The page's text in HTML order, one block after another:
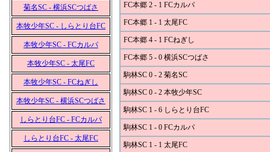
菊名SC - 横浜SCつばさ
本牧少年SC - しらとり台FC
本牧少年SC - FCカルパ
本牧少年SC - 太尾FC
本牧少年SC - FCねぎし
本牧少年SC - 横浜SCつばさ
しらとり台FC - FCカルパ
しらとり台FC - 太尾FC
FC本郷 2 - 1 FCカルパ
FC本郷 1 - 1 太尾FC
FC本郷 4 - 1 FCねぎし
FC本郷 5 - 0 横浜SCつばさ
駒林SC 0 - 2 菊名SC
駒林SC 0 - 2 本牧少年SC
駒林SC 1 - 6 しらとり台FC
駒林SC 1 - 0 FCカルパ
駒林SC 1 - 1 太尾FC